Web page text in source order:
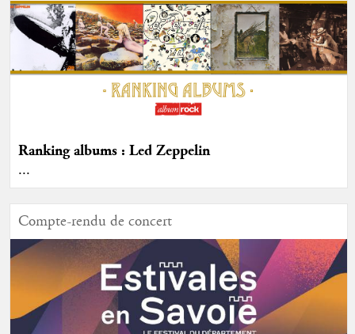
Ranking albums : Led Zeppelin
...
Compte-rendu de concert